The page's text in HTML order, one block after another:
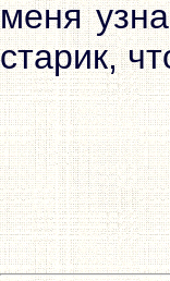
меня
старик,